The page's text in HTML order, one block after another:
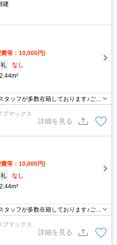
建
費等：10,000円)
礼
なし
ッフが多数在籍しております♪ご要
ださい！初期費用クレジット支払可
契約等弊社に一度も来店せずとも
に掲載されている物件も全てご紹介
件は全て申し付けください★ペット
ブマックス
詳細を見る
費等：10,000円)
礼
なし
ッフが多数在籍しております♪ご要
ださい！初期費用クレジット支払可
契約等弊社に一度も来店せずとも
に掲載されている物件も全てご紹介
件は全て申し付けください★ペット
ブマックス
詳細を見る